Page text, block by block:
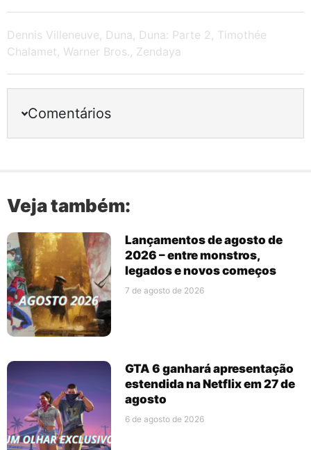
Dennis Villeneuve, Duna, Duna: Parte 2 , Timothée
Chalamet, Warner Bros., Zendaya
Comentários
Veja também:
Lançamentos de agosto de
2026 – entre monstros,
legados e novos começos
7 de agosto de 2026
GTA 6 ganhará apresentação
estendida na Netflix em 27 de
agosto
6 de agosto de 2026